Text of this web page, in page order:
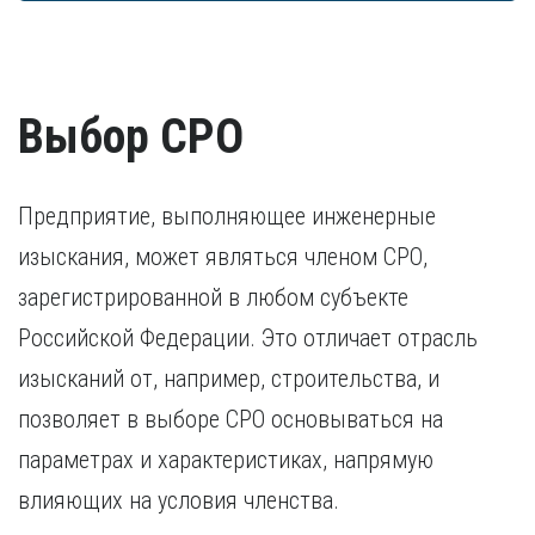
достаточно заверенной копии диплома. В остальных
квалификации в течение последних пяти лет. В случае,
если повышение квалификации проходило за пределами
России, требуется копия свидетельства о признании
Согласие на обработку персональных данных
Выбор СРО
Предприятие, выполняющее инженерные
изыскания, может являться членом СРО,
зарегистрированной в любом субъекте
Российской Федерации. Это отличает отрасль
изысканий от, например, строительства, и
позволяет в выборе СРО основываться на
параметрах и характеристиках, напрямую
влияющих на условия членства.